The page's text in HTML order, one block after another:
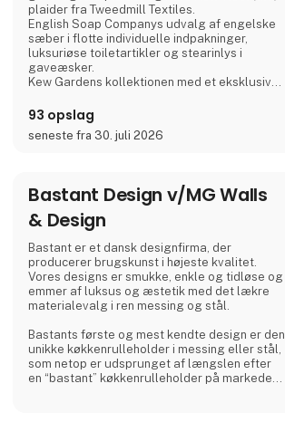
plaider fra Tweedmill Textiles.
English Soap Companys udvalg af engelske
sæber i flotte individuelle indpakninger,
luksuriøse toiletartikler og stearinlys i
gaveæsker.
Kew Gardens kollektionen med et eksklusivt
håndcremer og håndrensere inspireret af
planternes duft og skønhed i Royal Botanic
Gardens i Kew, London.
genbrugsmateriale samt Howler & Scratch
måtter til kæledy
93 opslag
seneste fra 30. juli 2026
Bastant Design v/MG Walls
& Design
Bastant er et dansk designfirma, der
producerer brugskunst i højeste kvalitet.
Vores designs er smukke, enkle og tidløse og
emmer af luksus og æstetik med det lækre
materialevalg i ren messing og stål.
Bastants første og mest kendte design er den
unikke køkkenrulleholder i messing eller stål,
som netop er udsprunget af længslen efter
en “bastant” køkkenrulleholder på markedet,